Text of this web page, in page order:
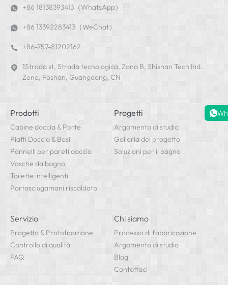
+86 18138393413（WhatsApp）
+86 13392283413（WeChat）
+86-757-81202162
1Strada st, Strada tecnologica, Zona B, Shishan Tech Ind..
Zona, Foshan, Guangdong, CN
Prodotti
Cabine doccia & Porte
Piatti Doccia & Basi
Pannelli per pareti doccia
Vasche da bagno
Toilette intelligenti
Portasciugamani riscaldato
Progetti
Argomento di studio
Galleria del progetto
Soluzioni per il bagno
Servizio
Progetto & Prototipazione
Controllo di qualità
FAQ
Chi siamo
Processo di fabbricazione
Argomento di studio
Blog
Contattaci